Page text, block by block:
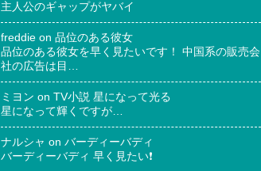
主人公のギャップがヤバイ
freddie on 品位のある彼女
品位のある彼女を早く見たいです！ 中国系の販売会
社の広告は目…
ミヨン on TV小説 星になって光る
星になって輝くですが…
ナルシャ on バーディーバディ
バーディーバディ 早く見たい❗